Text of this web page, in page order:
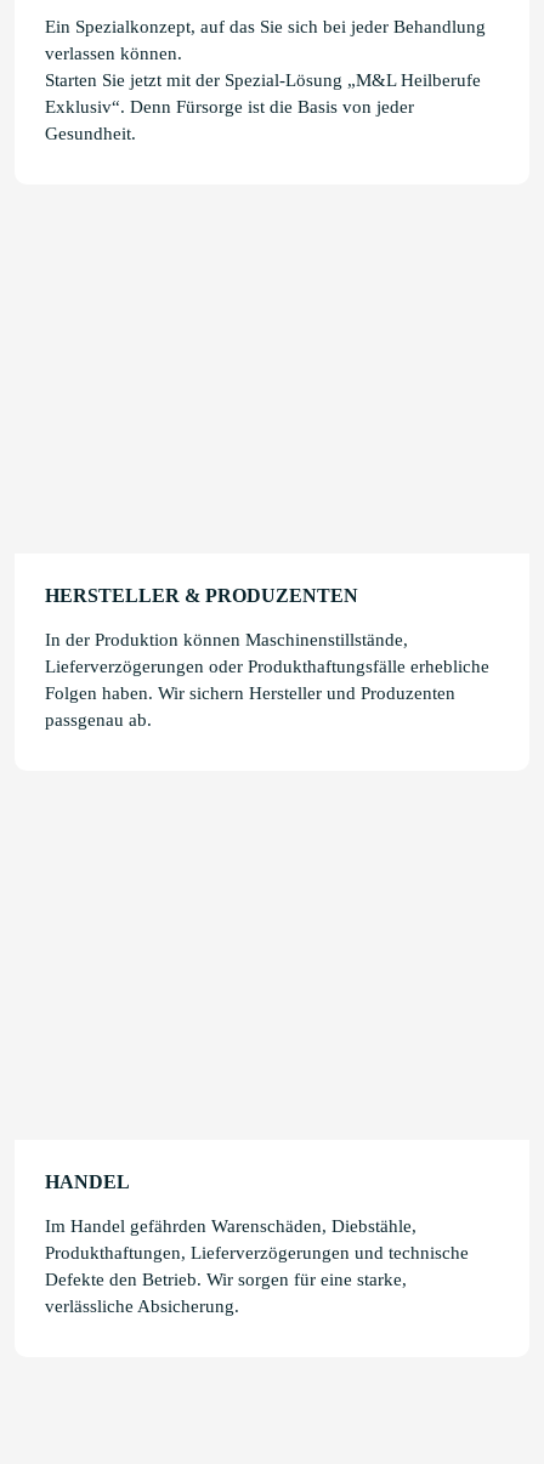
Ein Spezialkonzept, auf das Sie sich bei jeder Behandlung
verlassen können.
Starten Sie jetzt mit der Spezial-Lösung „M&L Heilberufe
Exklusiv“. Denn Fürsorge ist die Basis von jeder
Gesundheit.
HERSTELLER & PRODUZENTEN
In der Produktion können Maschinenstillstände,
Lieferverzögerungen oder Produkthaftungsfälle erhebliche
Folgen haben. Wir sichern Hersteller und Produzenten
passgenau ab.
HANDEL
Im Handel gefährden Warenschäden, Diebstähle,
Produkthaftungen, Lieferverzögerungen und technische
Defekte den Betrieb. Wir sorgen für eine starke,
verlässliche Absicherung.